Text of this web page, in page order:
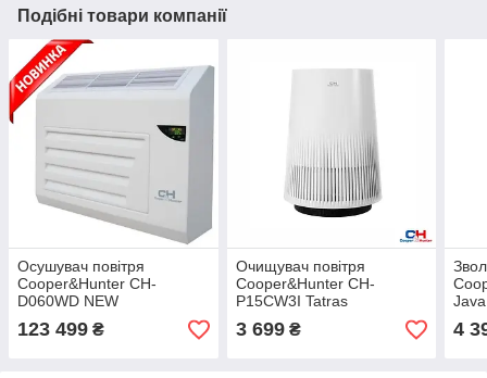
Подібні товари компанії
Осушувач повітря
Cooper&Hunter CH-
D060WD NEW
123 499 ₴
Очищувач повітря
Cooper&Hunter CH-
P15CW3I Tatras
3 699₴
Java
4